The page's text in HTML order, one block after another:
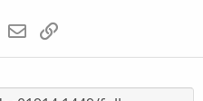
l
WhatsApp
E-mail